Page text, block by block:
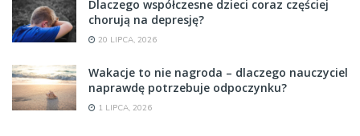
Dlaczego współczesne dzieci coraz częściej
chorują na depresję?
20 LIPCA, 2026
Wakacje to nie nagroda – dlaczego nauczyciel
naprawdę potrzebuje odpoczynku?
1 LIPCA, 2026